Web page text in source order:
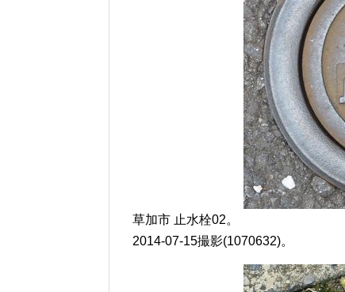
草加市 止水栓02。
2014-07-15撮影(1070632)。